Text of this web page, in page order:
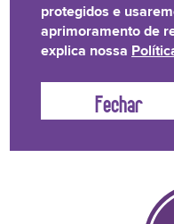
Óleos
Pinga na máscara,
Quem aí
protegidos e
aprimoramento de
explica nossa